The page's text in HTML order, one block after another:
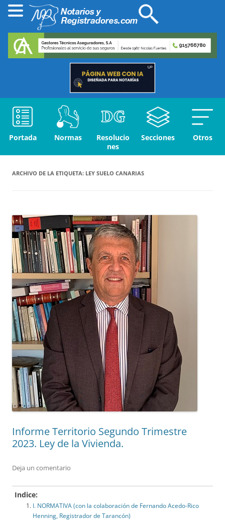
Portada Normas
Resolucio
nes
Secciones Otros
ARCHIVO DE LA ETIQUETA: LEY SUELO CANARIAS
Informe Territorio Segundo Trimestre
2023. Ley de la Vivienda.
Deja un comentario
Indice:
I. NORMATIVA (con la colaboración de Fernando Acedo-Rico
Henning, Registrador de Tarancón)